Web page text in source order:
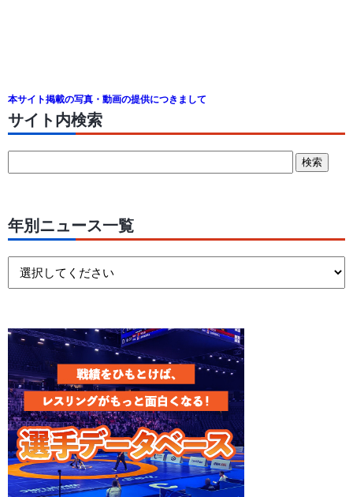
本サイト掲載の写真・動画の提供につきまして
サイト内検索
年別ニュース一覧